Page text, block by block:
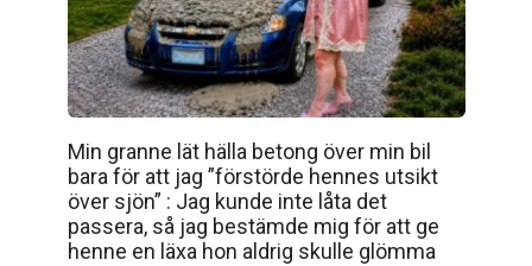
Min granne lät hälla betong över min bil
bara för att jag ”förstörde hennes utsikt
över sjön” : Jag kunde inte låta det
passera, så jag bestämde mig för att ge
henne en läxa hon aldrig skulle glömma